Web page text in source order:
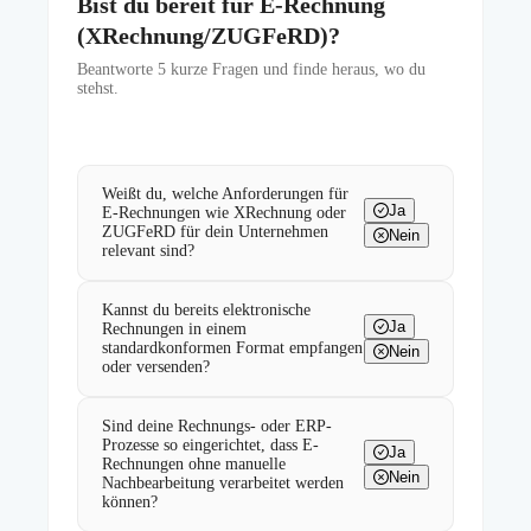
(XRechnung/ZUGFeRD)?
Beantworte 5 kurze Fragen und finde heraus, wo du
stehst.
Weißt du, welche Anforderungen für
E-Rechnungen wie XRechnung oder
ZUGFeRD für dein Unternehmen
relevant sind?
Ja
Nein
Kannst du bereits elektronische
Rechnungen in einem
standardkonformen Format empfangen
oder versenden?
Ja
Nein
Sind deine Rechnungs- oder ERP-
Prozesse so eingerichtet, dass E-
Rechnungen ohne manuelle
Nachbearbeitung verarbeitet werden
können?
Ja
Nein